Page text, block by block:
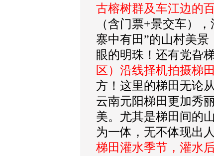
古榕树群及车江边的
（含门票+景交车）
寨中有田”的山村美
眼的明珠！还有党旮
区）沿线择机拍摄梯
方！这里的梯田无论
云南元阳梯田更加秀
美。尤其是梯田间的
为一体，无不体现出
梯田灌水季节，灌水